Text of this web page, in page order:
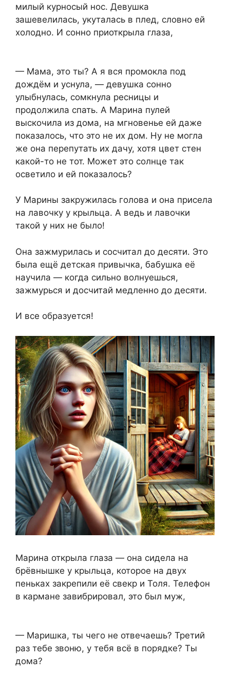
милый курносый нос. Девушка
зашевелилась, укуталась в плед, словно ей
холодно. И сонно приоткрыла глаза,
— Мама, это ты? А я вся промокла под
дождём и уснула, — девушка сонно
улыбнулась, сомкнула ресницы и
продолжила спать. А Марина пулей
выскочила из дома, на мгновенье ей даже
показалось, что это не их дом. Ну не могла
же она перепутать их дачу, хотя цвет стен
какой-то не тот. Может это солнце так
осветило и ей показалось?
У Марины закружилась голова и она присела
на лавочку у крыльца. А ведь и лавочки
такой у них не было!
Она зажмурилась и сосчитал до десяти. Это
была ещё детская привычка, бабушка её
научила — когда сильно волнуешься,
зажмурься и досчитай медленно до десяти.
И все образуется!
Марина открыла глаза — она сидела на
брёвнышке у крыльца, которое на двух
пеньках закрепили её свекр и Толя. Телефон
в кармане завибрировал, это был муж,
— Маришка, ты чего не отвечаешь? Третий
раз тебе звоню, у тебя всё в порядке? Ты
дома?